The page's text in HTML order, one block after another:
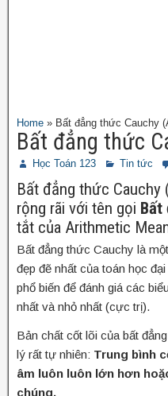
Home » Bất đẳng thức Cauchy
Bất đẳng thức
Học Toán 123 Tin tức
Bất đẳng thức
rộng rãi với tên gọi Bất
tắt của Arithmetic
Bất đẳng thức Cauchy là
đẹp đẽ nhất của toán học
phổ biến để đánh giá các
nhất và nhỏ nhất (cực trị).
Bản chất cốt lõi của bất
lý rất tự nhiên: Trung bình
âm luôn luôn lớn hơn
chúng.